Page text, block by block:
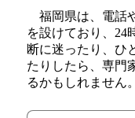
福岡県は、電話
を設けており、24
断に迷ったり、ひ
たりしたら、専門
るかもしれません。